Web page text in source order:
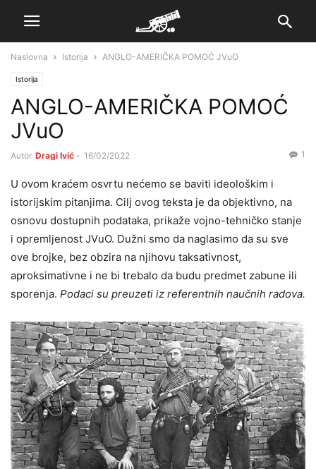
Naslovna Istorija ANGLO-AMERIČKA POMOĆ JVuO
Istorija
ANGLO-AMERIČKA POMOĆ
JVuO
Autor Dragi Ivić - 16/02/2022 1
U ovom kraćem osvrtu nećemo se baviti ideološkim i
istorijskim pitanjima. Cilj ovog teksta je da objektivno, na
osnovu dostupnih podataka, prikaže vojno-tehničko stanje
i opremljenost JVuO. Dužni smo da naglasimo da su sve
ove brojke, bez obzira na njihovu taksativnost,
aproksimativne i ne bi trebalo da budu predmet zabune ili
sporenja. Podaci su preuzeti iz referentnih naučnih radova.